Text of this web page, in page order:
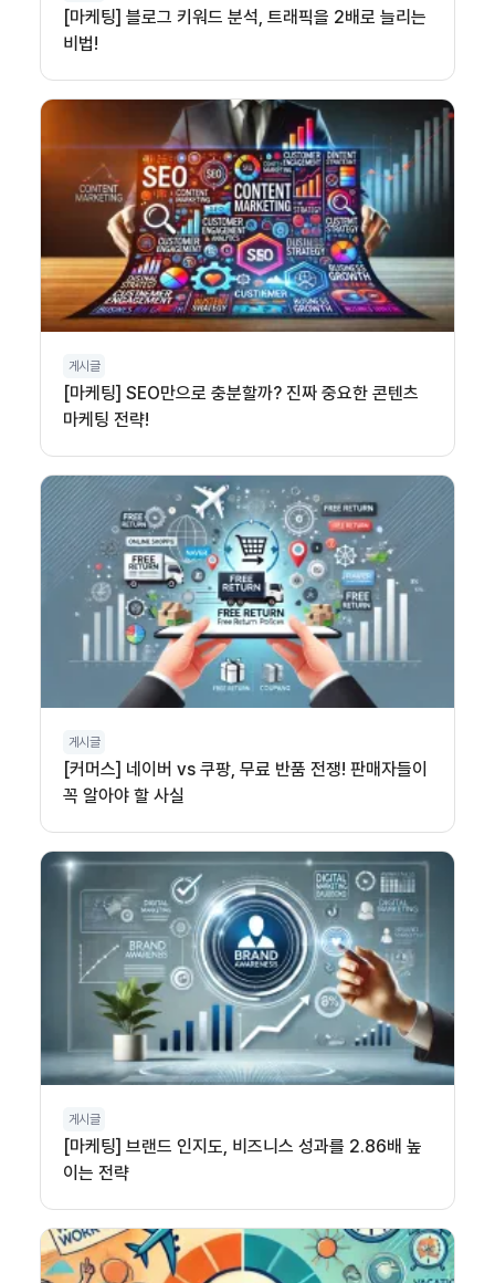
[마케팅] 블로그 키워드 분석, 트래픽을 2배로 늘리는
비법!
게시글
[마케팅] SEO만으로 충분할까? 진짜 중요한 콘텐츠
마케팅 전략!
게시글
[커머스] 네이버 vs 쿠팡, 무료 반품 전쟁! 판매자들이
꼭 알아야 할 사실
게시글
[마케팅] 브랜드 인지도, 비즈니스 성과를 2.86배 높
이는 전략